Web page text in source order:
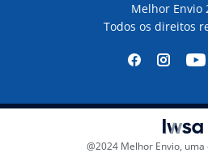
Melhor Envio
Todos os direitos
@2024 Melhor Envio, uma